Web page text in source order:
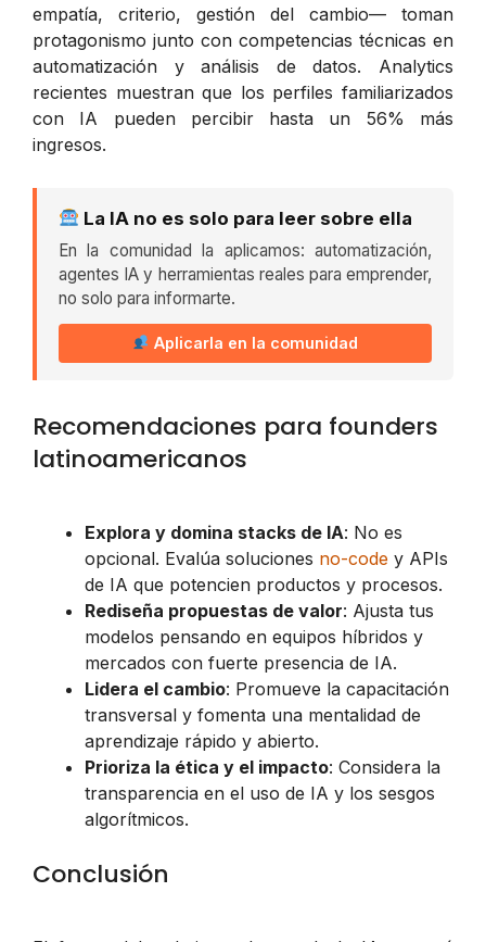
empatía, criterio, gestión del cambio— toman
protagonismo junto con competencias técnicas en
automatización y análisis de datos. Analytics
recientes muestran que los perfiles familiarizados
con IA pueden percibir hasta un 56% más
ingresos.
La IA no es solo para leer sobre ella
En la comunidad la aplicamos: automatización,
agentes IA y herramientas reales para emprender,
no solo para informarte.
Aplicarla en la comunidad
Recomendaciones para founders
latinoamericanos
Explora y domina stacks de IA: No es
opcional. Evalúa soluciones no-code y APIs
de IA que potencien productos y procesos.
Rediseña propuestas de valor: Ajusta tus
modelos pensando en equipos híbridos y
mercados con fuerte presencia de IA.
Lidera el cambio: Promueve la capacitación
transversal y fomenta una mentalidad de
aprendizaje rápido y abierto.
Prioriza la ética y el impacto: Considera la
transparencia en el uso de IA y los sesgos
algorítmicos.
Conclusión